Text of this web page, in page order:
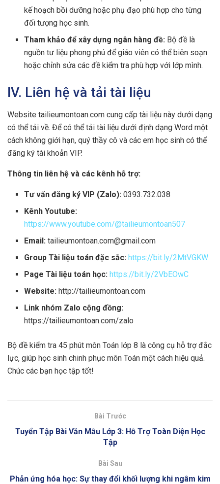
kế hoạch bồi dưỡng hoặc phụ đạo phù hợp cho từng
đối tượng học sinh.
Tham khảo để xây dựng ngân hàng đề: Bộ đề là
nguồn tư liệu phong phú để giáo viên có thể biên soạn
hoặc chỉnh sửa các đề kiểm tra phù hợp với lớp mình.
IV. Liên hệ và tải tài liệu
Website tailieumontoan.com cung cấp tài liệu này dưới dạng
có thể tải về. Để có thể tải tài liệu dưới định dạng Word một
cách không giới hạn, quý thầy cô và các em học sinh có thể
đăng ký tài khoản VIP.
Thông tin liên hệ và các kênh hỗ trợ:
Tư vấn đăng ký VIP (Zalo): 0393.732.038
Kênh Youtube:
https://www.youtube.com/@tailieumontoan507
Email: tailieumontoan.com@gmail.com
Group Tài liệu toán đặc sắc: https://bit.ly/2MtVGKW
Page Tài liệu toán học: https://bit.ly/2VbEOwC
Website: http://tailieumontoan.com
Link nhóm Zalo cộng đồng:
https://tailieumontoan.com/zalo
Bộ đề kiểm tra 45 phút môn Toán lớp 8 là công cụ hỗ trợ đắc
lực, giúp học sinh chinh phục môn Toán một cách hiệu quả.
Chúc các bạn học tập tốt!
Bài Trước
Tuyển Tập Bài Văn Mẫu Lớp 3: Hỗ Trợ Toàn Diện Học
Tập
Bài Sau
Phản ứng hóa học: Sự thay đổi khối lượng khi ngâm kim